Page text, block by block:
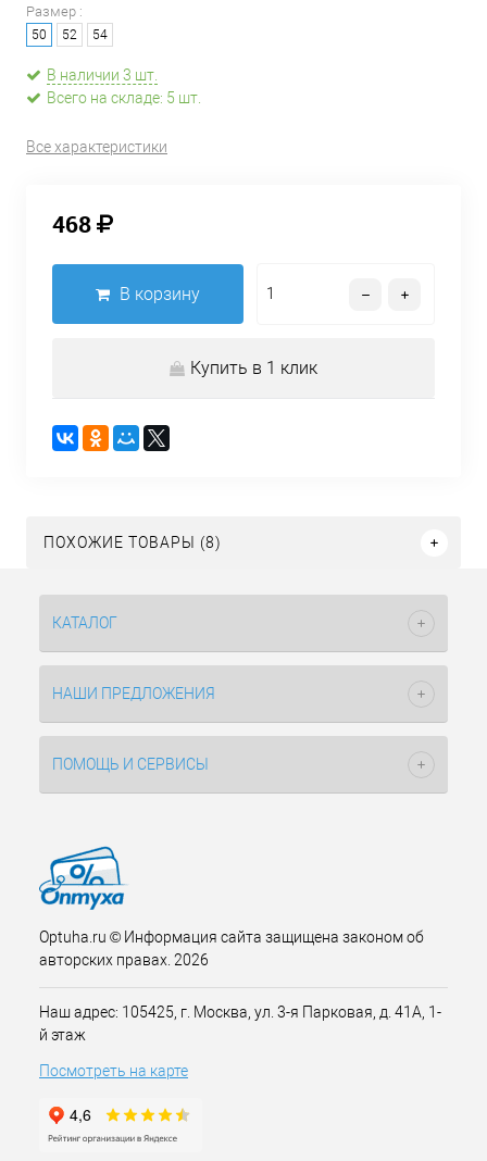
Размер :
50 52 54
В наличии 3 шт.
Всего на складе: 5 шт.
Все характеристики
468
В корзину
Купить в 1 клик
ПОХОЖИЕ ТОВАРЫ (8)
КАТАЛОГ
НАШИ ПРЕДЛОЖЕНИЯ
ПОМОЩЬ И СЕРВИСЫ
Optuha.ru © Информация сайта защищена законом об
авторских правах. 2026
Наш адрес: 105425, г. Москва, ул. 3-я Парковая, д. 41А, 1-
й этаж
Посмотреть на карте